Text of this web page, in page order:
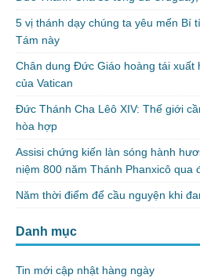
5 vị thánh dạy chúng ta yêu mến Bí
Tám này
Chân dung Đức Giáo hoàng tái xuất
của Vatican
Đức Thánh Cha Lêô XIV: Thế giới
hòa hợp
Assisi chứng kiến làn sóng hành
niệm 800 năm Thánh Phanxicô qua
Năm thời điểm để cầu nguyện khi
Danh mục
Tin mới cập nhật hàng ngày